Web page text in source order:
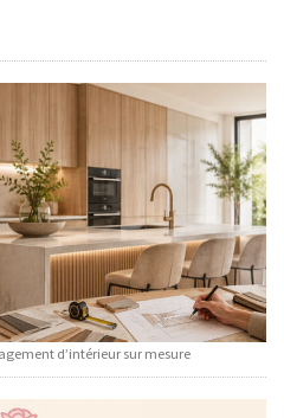
d’intérieur sur mesure